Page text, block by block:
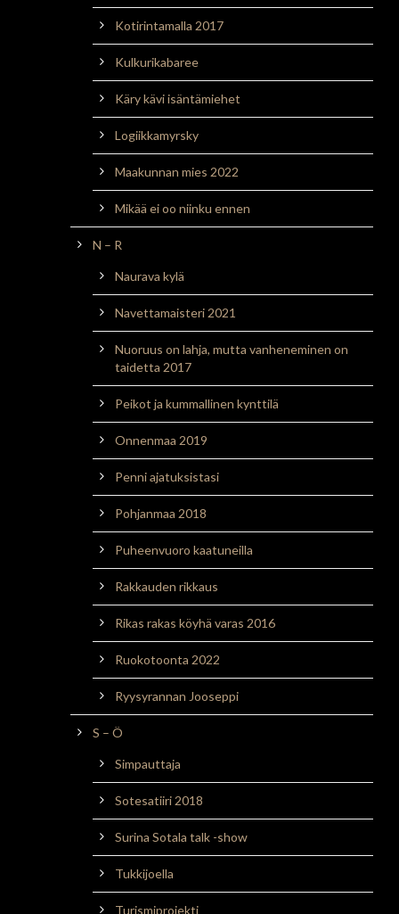
Kotirintamalla 2017
Kulkurikabaree
Käry kävi isäntämiehet
Logiikkamyrsky
Maakunnan mies 2022
Mikää ei oo niinku ennen
N – R
Naurava kylä
Navettamaisteri 2021
Nuoruus on lahja, mutta vanheneminen on
taidetta 2017
Peikot ja kummallinen kynttilä
Onnenmaa 2019
Penni ajatuksistasi
Pohjanmaa 2018
Puheenvuoro kaatuneilla
Rakkauden rikkaus
Rikas rakas köyhä varas 2016
Ruokotoonta 2022
Ryysyrannan Jooseppi
S – Ö
Simpauttaja
Sotesatiiri 2018
Surina Sotala talk -show
Tukkijoella
Turismiprojekti